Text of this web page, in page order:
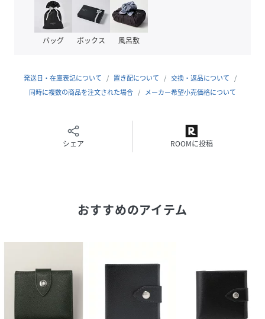
了承ください。
性別タイプ ユニセックス
素材 牛革（カーフレザー）
L0661ST2181-02-ON RF8821
バッグ ボックス 風呂敷
発送日・在庫表記について 置き配について
交換・返品について
同時に複数の商品を注文された場合
メーカー希望小売価格について
シェア ROOMに投稿
おすすめのアイテム